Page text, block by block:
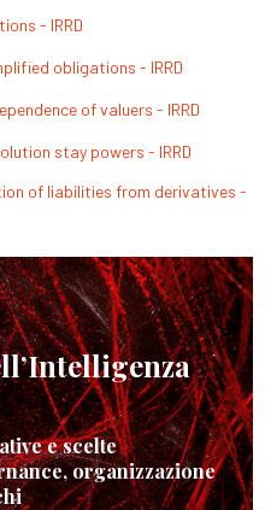
- IRRD
obligations - IRRD
of valuers - IRRD
stay powers - IRRD
of liabilities from derivatives -
e scelte
organizzazione